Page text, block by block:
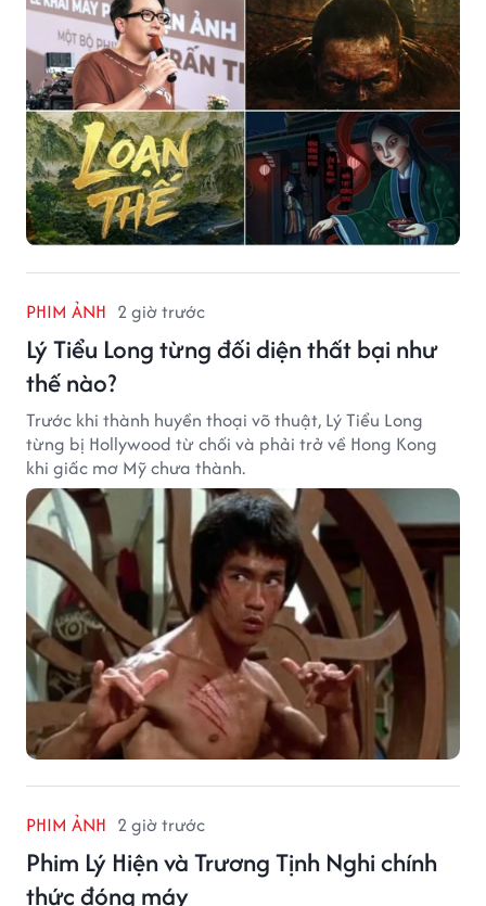
PHIM ẢNH 2 giờ trước
Lý Tiểu Long từng đối diện thất bại như
thế nào?
Trước khi thành huyền thoại võ thuật, Lý Tiểu Long
từng bị Hollywood từ chối và phải trở về Hong Kong
khi giấc mơ Mỹ chưa thành.
PHIM ẢNH 2 giờ trước
Phim Lý Hiện và Trương Tịnh Nghi chính
thức đóng máy